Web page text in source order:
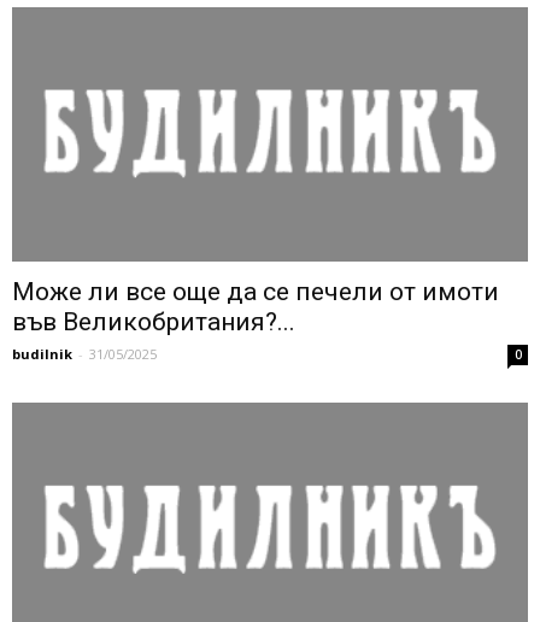
Може ли все още да се печели от имоти
във Великобритания?...
budilnik - 31/05/2025 0